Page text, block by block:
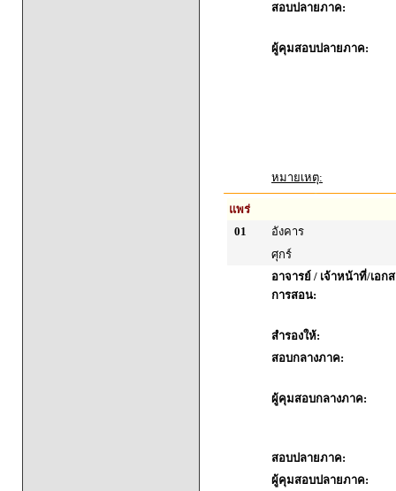
สอบปลายภาค:
ผู้คุมสอบปลายภาค:
หมายเหตุ:
แพร่
01
อังคาร
ศุกร์
อาจารย์ / เจ้าหน้าที่/เอก
การสอน:
สำรองให้:
สอบกลางภาค:
ผู้คุมสอบกลางภาค:
สอบปลายภาค:
ผู้คุมสอบปลายภาค: